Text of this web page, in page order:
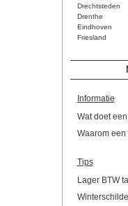
Drechtsteden
Drenthe
Eindhoven
Friesland
Informatie
Wat doet
Waarom
Tips
Lager BTW